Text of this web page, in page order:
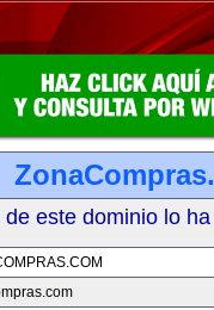
de este dominio lo